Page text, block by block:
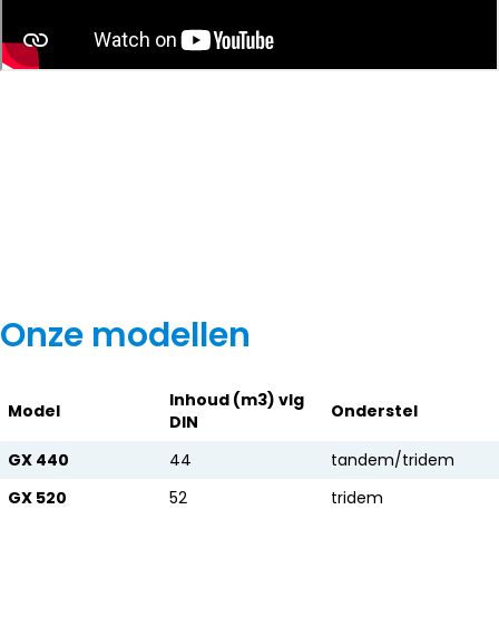
Onze modellen
Model
Inhoud (m3) vlg
DIN
Onderstel
GX 440 44
tandem/tridem
GX 520
52 tridem